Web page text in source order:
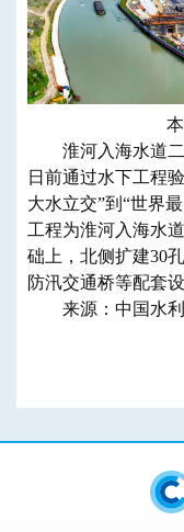
淮河入海水道二
日前通过水下工程
大水立交”到“世界
工程为淮河入海水
础上，北侧扩建30
防汛交通桥等配套设
来源：中国水利